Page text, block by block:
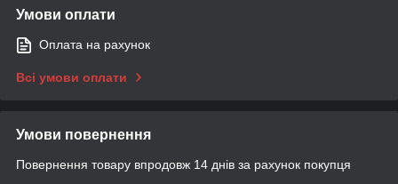
Умови оплати
Оплата на рахунок
Всі умови оплати
Умови повернення
Повернення товару впродовж 14 днів за рахунок покупця